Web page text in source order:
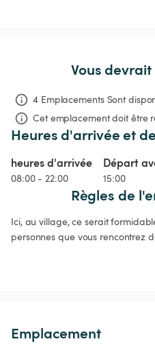
Vous
4 Emplacements Sont
Cet emplacement doit être
Heures d'arrivée et
heures d'arrivée
08:00 - 22:00
Départ
15:00
Règles de
Ici, au village, ce serait
personnes que vous rencontrez
Emplacement